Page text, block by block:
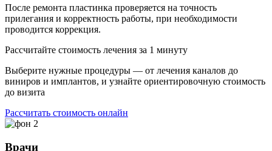
После ремонта пластинка проверяется на точность
прилегания и корректность работы, при необходимости
проводится коррекция.
Рассчитайте стоимость лечения за 1 минуту
Выберите нужные процедуры — от лечения каналов до
виниров и имплантов, и узнайте ориентировочную стоимость
до визита
Рассчитать стоимость онлайн
Врачи